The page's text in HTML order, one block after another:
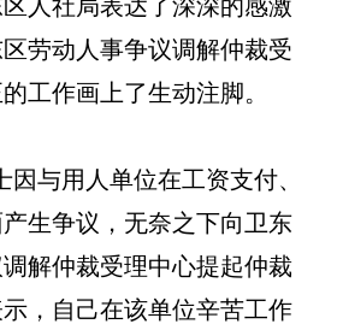
人社局表达了深深的感激
劳动人事争议调解仲裁受
工作画上了生动注脚。
因与用人单位在工资支付、
生争议，无奈之下向卫东
解仲裁受理中心提起仲裁
，自己在该单位辛苦工作